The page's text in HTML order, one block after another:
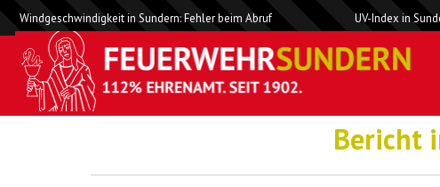
Windgeschwindigkeit in Sundern: Fehler beim Abruf UV-Index in
Bericht